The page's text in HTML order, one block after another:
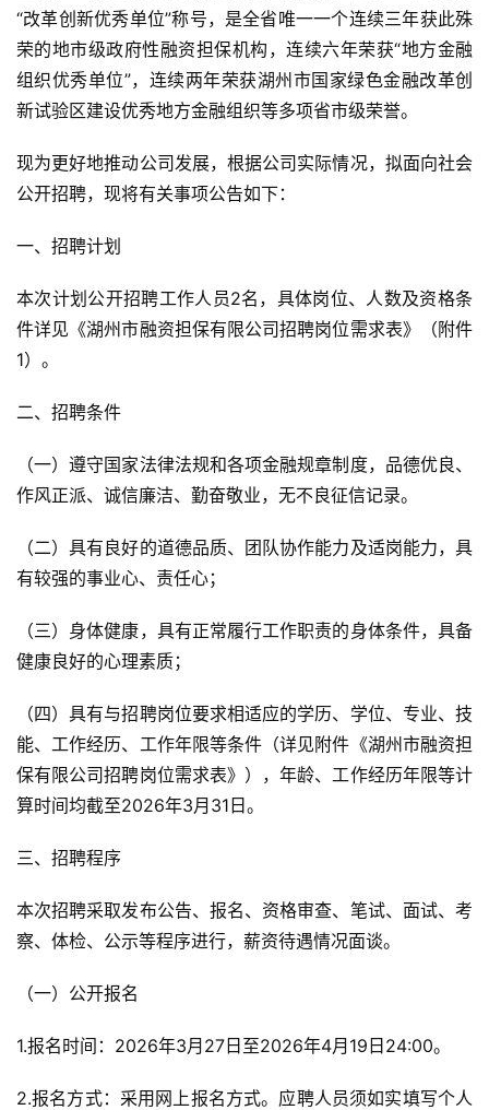
“改革创新优秀单位”称号，是全省唯一一个连续三年获此殊
荣的地市级政府性融资担保机构，连续六年荣获“地方金融
组织优秀单位”，连续两年荣获湖州市国家绿色金融改革创
新试验区建设优秀地方金融组织等多项省市级荣誉。
现为更好地推动公司发展，根据公司实际情况，拟面向社会
公开招聘，现将有关事项公告如下：
一、招聘计划
本次计划公开招聘工作人员2名，具体岗位、人数及资格条
件详见《湖州市融资担保有限公司招聘岗位需求表》（附件
1）。
二、招聘条件
（一）遵守国家法律法规和各项金融规章制度，品德优良、
作风正派、诚信廉洁、勤奋敬业，无不良征信记录。
（二）具有良好的道德品质、团队协作能力及适岗能力，具
有较强的事业心、责任心；
（三）身体健康，具有正常履行工作职责的身体条件，具备
健康良好的心理素质；
（四）具有与招聘岗位要求相适应的学历、学位、专业、技
能、工作经历、工作年限等条件（详见附件《湖州市融资担
保有限公司招聘岗位需求表》），年龄、工作经历年限等计
算时间均截至2026年3月31日。
三、招聘程序
本次招聘采取发布公告、报名、资格审查、笔试、面试、考
察、体检、公示等程序进行，薪资待遇情况面谈。
（一）公开报名
1.报名时间：2026年3月27日至2026年4月19日24:00。
2.报名方式：采用网上报名方式。应聘人员须如实填写个人